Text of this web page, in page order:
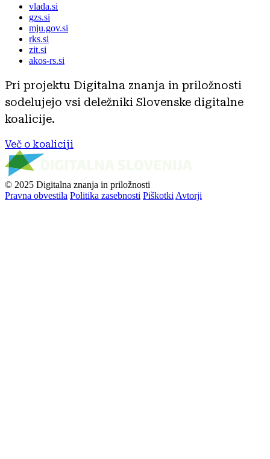
vlada.si
gzs.si
mju.gov.si
rks.si
zit.si
akos-rs.si
Pri projektu Digitalna znanja in priložnosti
sodelujejo vsi deležniki Slovenske digitalne
koalicije.
Več o koaliciji
© 2025 Digitalna znanja in priložnosti
Pravna obvestila Politika zasebnosti Piškotki Avtorji